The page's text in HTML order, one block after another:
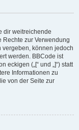
dir weitreichende
Rechte zur Verwendung
können jedoch
werden. BBCode ist
eckigen („[“ und „]“) statt
Informationen zu
von der Seite zur